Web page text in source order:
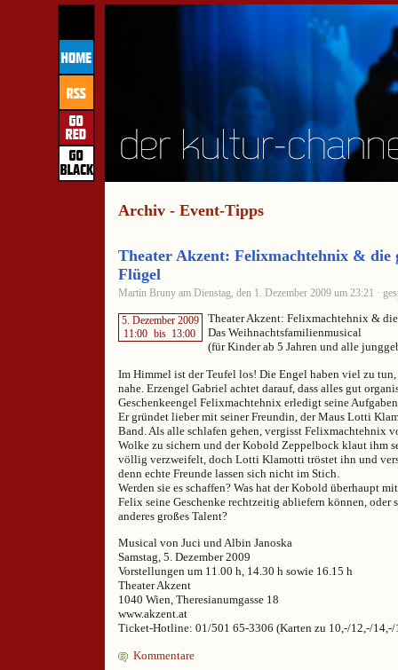
Archiv - Event-Tipps
Theater Akzent: Felixmachtehnix & die
Flügel
Martin Bruny am Dienstag, den 1. Dezember 2009 um 23:21 ·
5. Dezember 2009
11:00 bis 13:00
Theater Akzent: Felixmachtehnix &
Das Weihnachtsfamilienmusical
(für Kinder ab 5 Jahren und alle
Im Himmel ist der Teufel los! Die Engel haben viel zu
nahe. Erzengel Gabriel achtet darauf, dass alles gut
Geschenkeengel Felixmachtehnix erledigt seine
Er gründet lieber mit seiner Freundin, der Maus Lotti
Band. Als alle schlafen gehen, vergisst Felixmachtehnix
Wolke zu sichern und der Kobold Zeppelbock klaut ihm
völlig verzweifelt, doch Lotti Klamotti tröstet ihn und
denn echte Freunde lassen sich nicht im Stich.
Werden sie es schaffen? Was hat der Kobold überhaupt
Felix seine Geschenke rechtzeitig abliefern können, oder
anderes großes Talent?
Musical von Juci und Albin Janoska
Samstag, 5. Dezember 2009
Vorstellungen um 11.00 h, 14.30 h sowie 16.15 h
Theater Akzent
1040 Wien, Theresianumgasse 18
www.akzent.at
Ticket-Hotline: 01/501 65-3306 (Karten zu 10,-/12,-/14,-/
Kommentare